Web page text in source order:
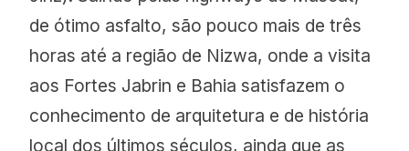
de ótimo asfalto, são pouco mais de três
horas até a região de Nizwa, onde a visita
aos Fortes Jabrin e Bahia satisfazem o
conhecimento de arquitetura e de história
local dos últimos séculos, ainda que as